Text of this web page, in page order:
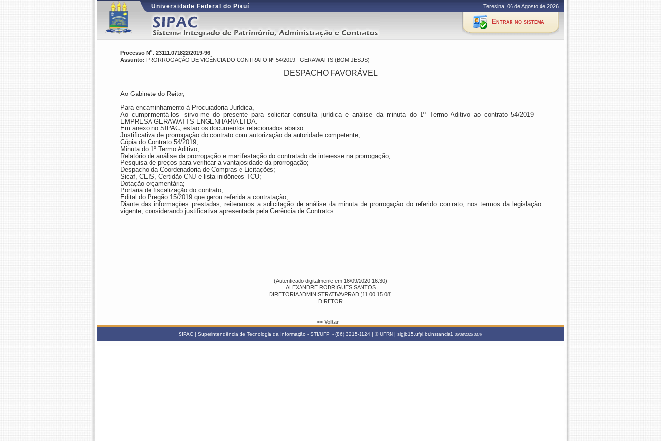
Universidade Federal do Piauí Teresina, 06 de Agosto de 2026
Entrar no sistema
Processo No. 23111.071822/2019-96
Assunto: PRORROGAÇÃO DE VIGÊNCIA DO CONTRATO Nº 54/2019 - GERAWATTS (BOM JESUS)
DESPACHO FAVORÁVEL
Ao Gabinete do Reitor,
Para encaminhamento à Procuradoria Jurídica,
Ao cumprimentá-los, sirvo-me do presente para solicitar consulta jurídica e análise da minuta do 1º Termo Aditivo ao contrato 54/2019 –
EMPRESA GERAWATTS ENGENHARIA LTDA.
Em anexo no SIPAC, estão os documentos relacionados abaixo:
Justificativa de prorrogação do contrato com autorização da autoridade competente;
Cópia do Contrato 54/2019;
Minuta do 1º Termo Aditivo;
Relatório de análise da prorrogação e manifestação do contratado de interesse na prorrogação;
Pesquisa de preços para verificar a vantajosidade da prorrogação;
Despacho da Coordenadoria de Compras e Licitações;
Sicaf, CEIS, Certidão CNJ e lista inidôneos TCU;
Dotação orçamentária;
Portaria de fiscalização do contrato;
Edital do Pregão 15/2019 que gerou referida a contratação;
Diante das informações prestadas, reiteramos a solicitação de análise da minuta de prorrogação do referido contrato, nos termos da legislação
vigente, considerando justificativa apresentada pela Gerência de Contratos.
(Autenticado digitalmente em 16/09/2020 16:30)
ALEXANDRE RODRIGUES SANTOS
DIRETORIA ADMINISTRATIVA/PRAD (11.00.15.08)
DIRETOR
<< Voltar
SIPAC | Superintendência de Tecnologia da Informação - STI/UFPI - (86) 3215-1124 | © UFRN | sigjb15.ufpi.br.instancia1 06/08/2026 03:47